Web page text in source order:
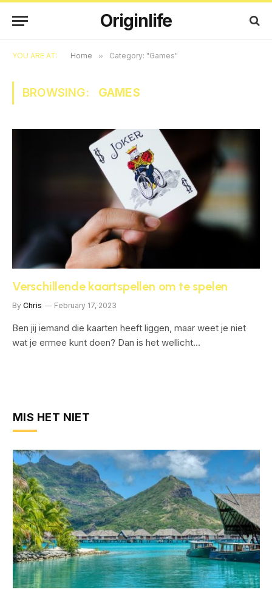
Originlife
YOU ARE AT: Home » Category: "Games"
BROWSING: GAMES
Verschillende kaartspellen om te spelen
By Chris February 17, 2023
Ben jij iemand die kaarten heeft liggen, maar weet je niet
wat je ermee kunt doen? Dan is het wellicht…
MIS HET NIET